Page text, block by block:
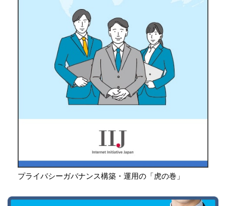
プライバシーガバナンス構築・運用の「虎の巻」